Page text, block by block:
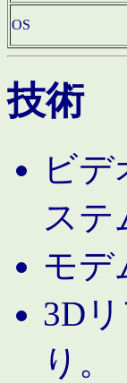
OS
技術
ビ
ステ
モデ
3D
り。